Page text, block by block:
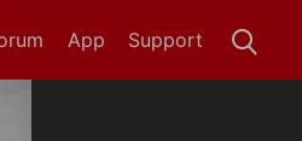
Support
App